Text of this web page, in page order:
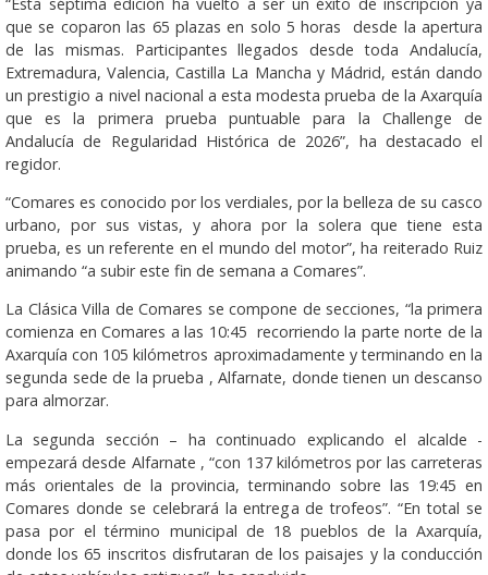
que se coparon las 65 plazas en solo 5 horas desde la apertura
de las mismas. Participantes llegados desde toda Andalucía,
Extremadura, Valencia, Castilla La Mancha y Mádrid, están dando
un prestigio a nivel nacional a esta modesta prueba de la Axarquía
que es la primera prueba puntuable para la Challenge de
Andalucía de Regularidad Histórica de 2026”, ha destacado el
regidor.
“Comares es conocido por los verdiales, por la belleza de su casco
urbano, por sus vistas, y ahora por la solera que tiene esta
prueba, es un referente en el mundo del motor”, ha reiterado Ruiz
animando “a subir este fin de semana a Comares”.
La Clásica Villa de Comares se compone de secciones, “la primera
comienza en Comares a las 10:45 recorriendo la parte norte de la
Axarquía con 105 kilómetros aproximadamente y terminando en la
segunda sede de la prueba , Alfarnate, donde tienen un descanso
para almorzar.
La segunda sección – ha continuado explicando el alcalde -
empezará desde Alfarnate , “con 137 kilómetros por las carreteras
más orientales de la provincia, terminando sobre las 19:45 en
Comares donde se celebrará la entrega de trofeos”. “En total se
pasa por el término municipal de 18 pueblos de la Axarquía,
donde los 65 inscritos disfrutaran de los paisajes y la conducción